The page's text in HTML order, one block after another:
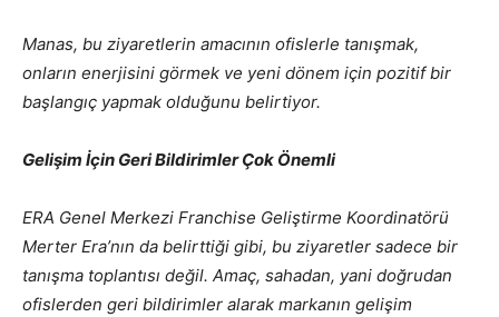
Manas, bu ziyaretlerin amacının ofislerle tanışmak,
onların enerjisini görmek ve yeni dönem için pozitif bir
başlangıç yapmak olduğunu belirtiyor.
Gelişim İçin Geri Bildirimler Çok Önemli
ERA Genel Merkezi Franchise Geliştirme Koordinatörü
Merter Era’nın da belirttiği gibi, bu ziyaretler sadece bir
tanışma toplantısı değil. Amaç, sahadan, yani doğrudan
ofislerden geri bildirimler alarak markanın gelişim